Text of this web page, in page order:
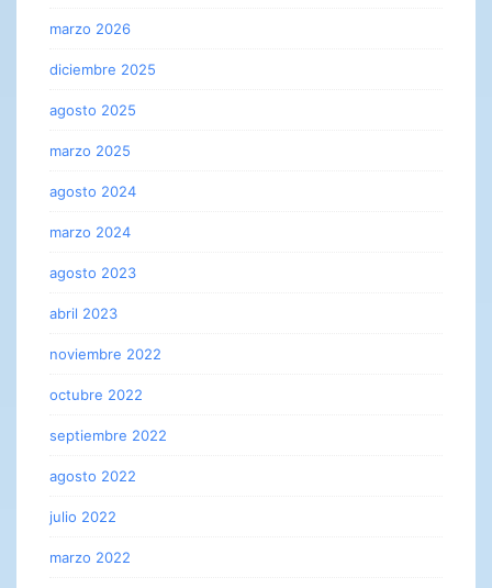
marzo 2026
diciembre 2025
agosto 2025
marzo 2025
agosto 2024
marzo 2024
agosto 2023
abril 2023
noviembre 2022
octubre 2022
septiembre 2022
agosto 2022
julio 2022
marzo 2022